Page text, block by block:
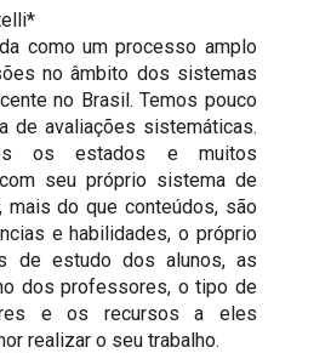
como um processo amplo
no âmbito dos sistemas
no Brasil. Temos pouco
de avaliações sistemáticas.
os estados e muitos
seu próprio sistema de
mais do que conteúdos, são
e habilidades, o próprio
de estudo dos alunos, as
dos professores, o tipo de
e os recursos a eles
realizar o seu trabalho.